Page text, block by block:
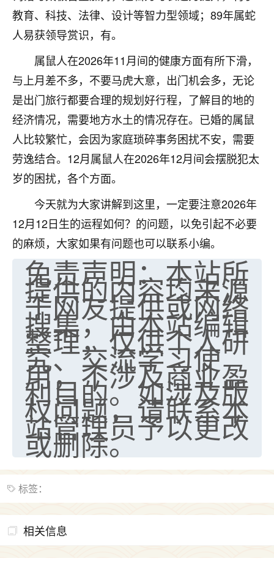
教育、科技、法律、设计等智力型领域；89年属蛇
人易获领导赏识，有。
属鼠人在2026年11月间的健康方面有所下滑，
与上月差不多，不要马虎大意，出门机会多，无论
是出门旅行都要合理的规划好行程，了解目的地的
经济情况，需要地方水土的情况存在。已婚的属鼠
人比较繁忙，会因为家庭琐碎事务困扰不安，需要
劳逸结合。12月属鼠人在2026年12月间会摆脱犯太
岁的困扰，各个方面。
今天就为大家讲解到这里，一定要注意2026年
12月12日生的运程如何？的问题，以免引起不必要
的麻烦，大家如果有问题也可以联系小编。
免责声明：本站所
提供的内容均来源
于网友提供或网络
搜集，由本站编辑
整理，仅供个人研
究、交流学习使
用，不涉及商业盈
利目的。如涉及版
权问题，请联系本
站管理员予以更改
或删除。
标签：
相关信息
七零老顽童
：我母亲前年离世，刚开始我经常
做梦梦见她，后来也是朋友介绍，找到慧来老
师，安排了超度法事，做梦再也没有梦到过
了，一开始是半信半疑的，图个心安，给亡母
超度，现在看来，人不信也不行。
2天前 来自云南 11
优秀的张同学
老师收徒吗？？我对这些很感兴趣
2天前 来自山西